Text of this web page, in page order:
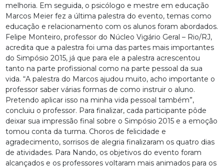
melhoria. Em seguida, o psicólogo e mestre em educação
Marcos Meier fez a última palestra do evento, temas como
educação e relacionamento com os alunos foram abordados.
Felipe Monteiro, professor do Núcleo Vigário Geral – Rio/RJ,
acredita que a palestra foi uma das partes mais importantes
do Simpósio 2015, já que para ele a palestra acrescentou
tanto na parte profissional como na parte pessoal da sua
vida. “A palestra do Marcos ajudou muito, acho importante o
professor saber várias formas de como instruir o aluno.
Pretendo aplicar isso na minha vida pessoal também”,
concluiu o professor. Para finalizar, cada participante pôde
deixar sua impressão final sobre o Simpósio 2015 e a emoção
tomou conta da turma. Choros de felicidade e
agradecimento, sorrisos de alegria finalizaram os quatro dias
de atividades. Para Nando, os objetivos do evento foram
alcançados e os professores voltaram mais animados para os